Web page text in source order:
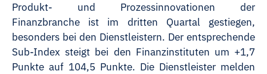
Produkt- und Prozessinnovationen der
Finanzbranche ist im dritten Quartal gestiegen,
besonders bei den Dienstleistern. Der entsprechende
Sub-Index steigt bei den Finanzinstituten um +1,7
Punkte auf 104,5 Punkte. Die Dienstleister melden